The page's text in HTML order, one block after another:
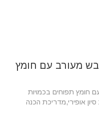
מעורב עם חומץ
תפוחים בכמויות
אופירי,מדריכת הכנה